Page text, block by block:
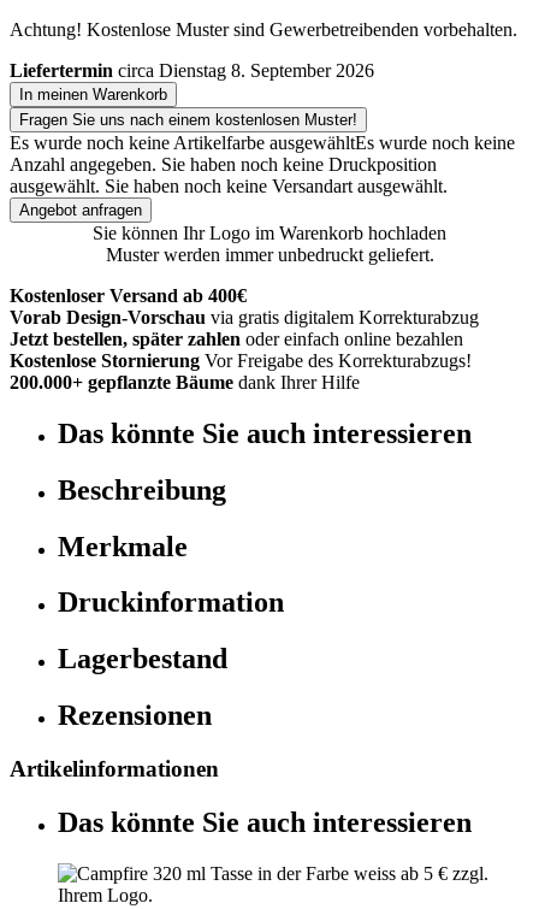
Achtung! Kostenlose Muster sind Gewerbetreibenden vorbehalten.
Liefertermin circa Dienstag 8. September 2026
In meinen Warenkorb
Fragen Sie uns nach einem kostenlosen Muster!
Es wurde noch keine Artikelfarbe ausgewähltEs wurde noch keine
Anzahl angegeben. Sie haben noch keine Druckposition
ausgewählt. Sie haben noch keine Versandart ausgewählt.
Angebot anfragen
Sie können Ihr Logo im Warenkorb hochladen
Muster werden immer unbedruckt geliefert.
Kostenloser Versand ab 400€
Vorab Design-Vorschau via gratis digitalem Korrekturabzug
Jetzt bestellen, später zahlen oder einfach online bezahlen
Kostenlose Stornierung Vor Freigabe des Korrekturabzugs!
200.000+ gepflanzte Bäume dank Ihrer Hilfe
Das könnte Sie auch interessieren
Beschreibung
Merkmale
Druckinformation
Lagerbestand
Rezensionen
Artikelinformationen
Das könnte Sie auch interessieren